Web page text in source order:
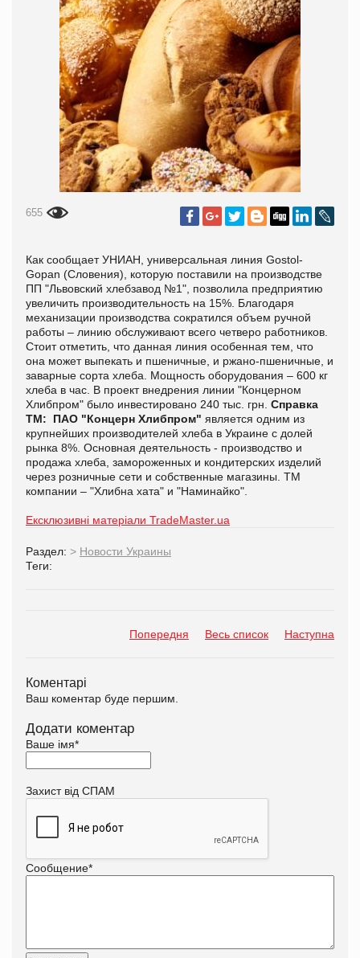
655
Как сообщаетУНИАН, универсальная линия Gostol-
Gopan (Словения), которую поставили на производстве
ПП "Львовский хлебзавод №1", позволила предприятию
увеличить производительность на 15%. Благодаря
механизации производства сократился объем ручной
работы – линию обслуживают всего четверо работников.
Стоит отметить, что данная линия особенная тем, что
она может выпекать и пшеничные, и ржано-пшеничные, и
заварные сорта хлеба. Мощность оборудования – 600 кг
хлеба в час. В проект внедрения линии "Концерном
Хлибпром" было инвестировано 240 тыс. грн. Справка
ТМ:
ПАО "Концерн Хлибпром" является одним из
крупнейших производителей хлеба в Украине с долей
рынка 8%. Основная деятельность - производство и
продажа хлеба, замороженных и кондитерских изделий
через розничные сети и собственные магазины. ТМ
компании – "Хлибна хата" и "Наминайко".
Ексклюзивні матеріали TradeMaster.ua
Раздел: > Новости Украины
Теги:
Попередня Весь список Наступна
Коментарі
Ваш коментар буде першим.
Додати коментар
Ваше імя*
Захист від СПАМ
Сообщение*